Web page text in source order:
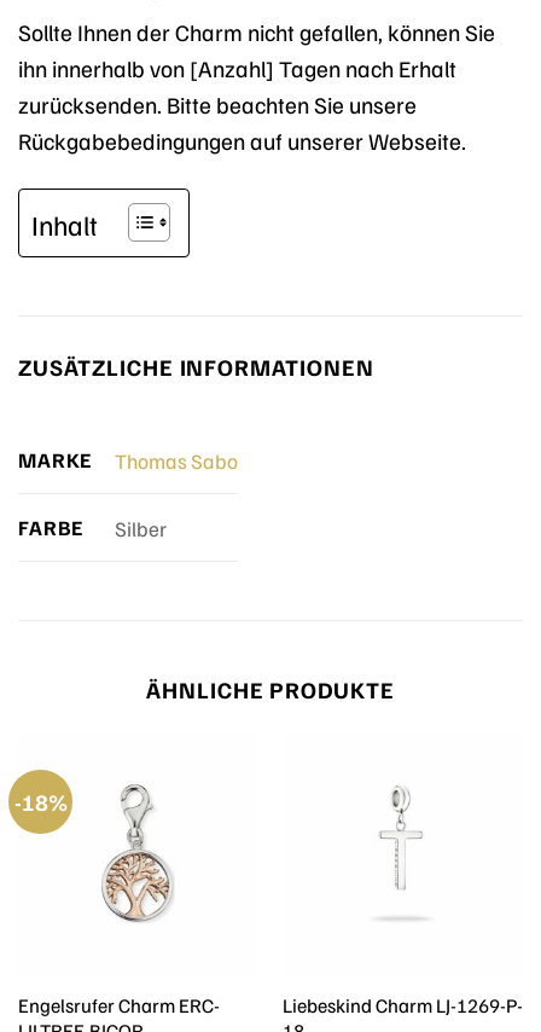
Sollte Ihnen der Charm nicht gefallen, können Sie
ihn innerhalb von [Anzahl] Tagen nach Erhalt
zurücksenden. Bitte beachten Sie unsere
Rückgabebedingungen auf unserer Webseite.
Inhalt
ZUSÄTZLICHE INFORMATIONEN
MARKE Thomas Sabo
FARBE Silber
ÄHNLICHE PRODUKTE
-18%
Engelsrufer Charm ERC-
Liebeskind Charm LJ-1269-P-